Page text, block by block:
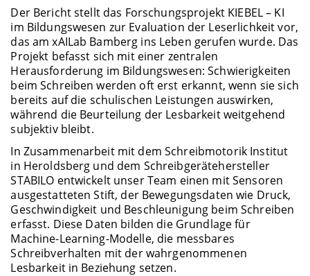
Der Bericht stellt das Forschungsprojekt KIEBEL – KI
im Bildungswesen zur Evaluation der Leserlichkeit vor,
das am xAILab Bamberg ins Leben gerufen wurde. Das
Projekt befasst sich mit einer zentralen
Herausforderung im Bildungswesen: Schwierigkeiten
beim Schreiben werden oft erst erkannt, wenn sie sich
bereits auf die schulischen Leistungen auswirken,
während die Beurteilung der Lesbarkeit weitgehend
subjektiv bleibt.
In Zusammenarbeit mit dem Schreibmotorik Institut
in Heroldsberg und dem Schreibgerätehersteller
STABILO entwickelt unser Team einen mit Sensoren
ausgestatteten Stift, der Bewegungsdaten wie Druck,
Geschwindigkeit und Beschleunigung beim Schreiben
erfasst. Diese Daten bilden die Grundlage für
Machine-Learning-Modelle, die messbares
Schreibverhalten mit der wahrgenommenen
Lesbarkeit in Beziehung setzen.